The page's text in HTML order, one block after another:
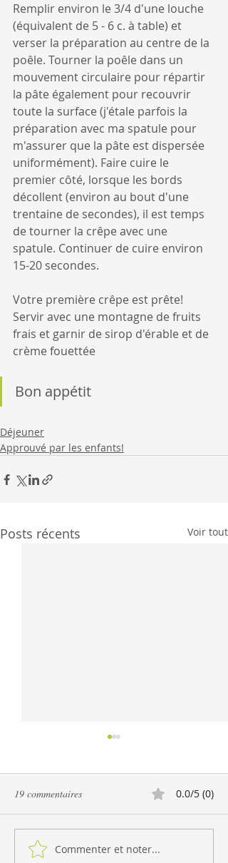
Remplir environ le 3/4 d'une louche
(équivalent de 5 - 6 c. à table) et
verser la préparation au centre de la
poêle. Tourner la poêle dans un
mouvement circulaire pour répartir
la pâte également pour recouvrir
toute la surface (j'étale parfois la
préparation avec ma spatule pour
m'assurer que la pâte est dispersée
uniformément). Faire cuire le
premier côté, lorsque les bords
décollent (environ au bout d'une
trentaine de secondes), il est temps
de tourner la crêpe avec une
spatule. Continuer de cuire environ
15-20 secondes.
Votre première crêpe est prête!
Servir avec une montagne de fruits
frais et garnir de sirop d'érable et de
crème fouettée
Bon appétit
Déjeuner
Approuvé par les enfants!
Posts récents Voir tout
Pizza sur pain Naan
19 commentaires 0.0/5 (0)
Commenter et noter...